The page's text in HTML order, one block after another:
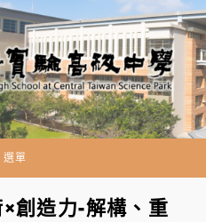
選單
×創造力-解構、重